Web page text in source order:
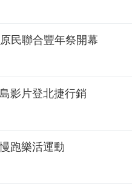
民聯合豐年祭開幕
影片登北捷行銷
跑樂活運動